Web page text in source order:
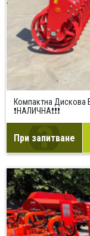
Компактна Дискова
❗НАЛИЧНА❗❗❗
При запитване